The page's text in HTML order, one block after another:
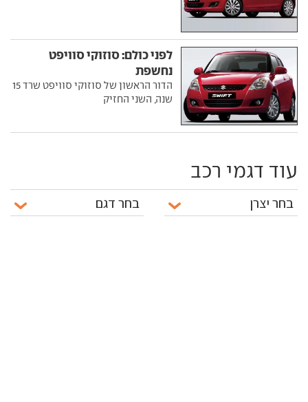
לפני כולם: סוזוקי סוויפט
נחשפת
הדור הראשון של סוזוקי סוויפט שרד 15
שנה, השני החזיק
עוד דגמי רכב